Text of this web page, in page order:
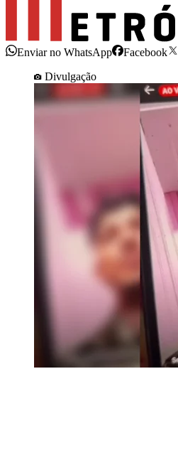
Enviar no WhatsApp Facebook
Divulgação